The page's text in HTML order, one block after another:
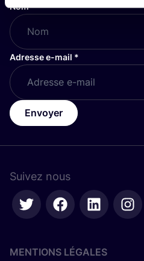
Nom*
Adresse e-mail *
Envoyer
Suivez nous
MENTIONS LÉGALES